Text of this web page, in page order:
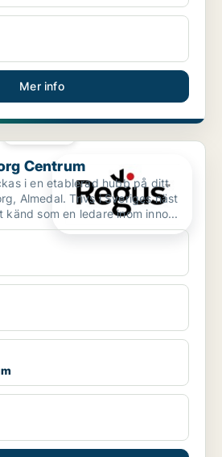
Mer info
Centrum
i en etablerad hubb på ditt
Almedal. Trivs i Sveriges näst
som en ledare inom inno...